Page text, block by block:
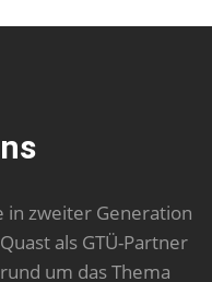
in zweiter Generation
als GTÜ-Partner
um das Thema